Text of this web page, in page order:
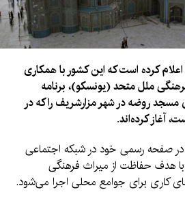
اعلام کرده است که این کشور با همکاری
ملل متحد (یونسکو)، برنامه
روضه در شهر مزارشریف را که در
آغاز کرده‌اند.
در صفحه رسمی خود در شبکه اجتماعی
هدف حفاظت از میراث فرهنگی
کاری برای جوامع محلی اجرا می‌شود.